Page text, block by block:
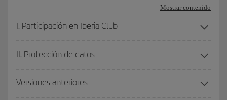
Mostrar contenido
I. Participación en Iberia Club
II. Protección de datos
Versiones anteriores